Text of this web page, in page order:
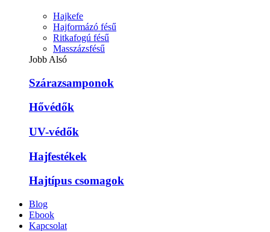
Hajkefe
Hajformázó fésű
Ritkafogú fésű
Masszázsfésű
Jobb Alsó
Szárazsamponok
Hővédők
UV-védők
Hajfestékek
Hajtípus csomagok
Blog
Ebook
Kapcsolat